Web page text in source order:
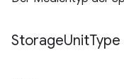
StorageUnitType